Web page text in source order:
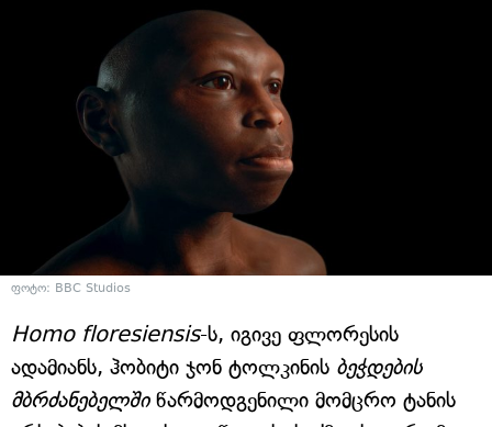
ფოტო: BBC Studios
Homo floresiensis-ს, იგივე ფლორესის
ადამიანს, ჰობიტი ჯონ ტოლკინის ბეჭდების
მბრძანებელშიწარმოდგენილი მომცრო ტანის